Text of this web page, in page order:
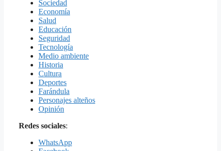
Sociedad
Economía
Salud
Educación
Seguridad
Tecnología
Medio ambiente
Historia
Cultura
Deportes
Farándula
Personajes alteños
Opinión
Redes sociales:
WhatsApp